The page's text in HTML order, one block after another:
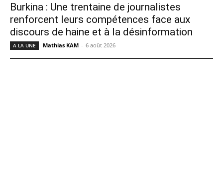
Burkina : Une trentaine de journalistes
renforcent leurs compétences face aux
discours de haine et à la désinformation
A LA UNE Mathias KAM - 6 août 2026